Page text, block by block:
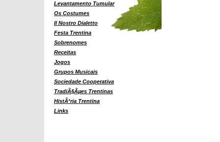
Levantamento Tumular
Os Costumes
Il Nostro Dialetto
Festa Trentina
Sobrenomes
Receitas
Jogos
Grupos Musicais
Sociedade Cooperativa
TradiÃ§Ãµes Trentinas
HistÃ³ria Trentina
Links